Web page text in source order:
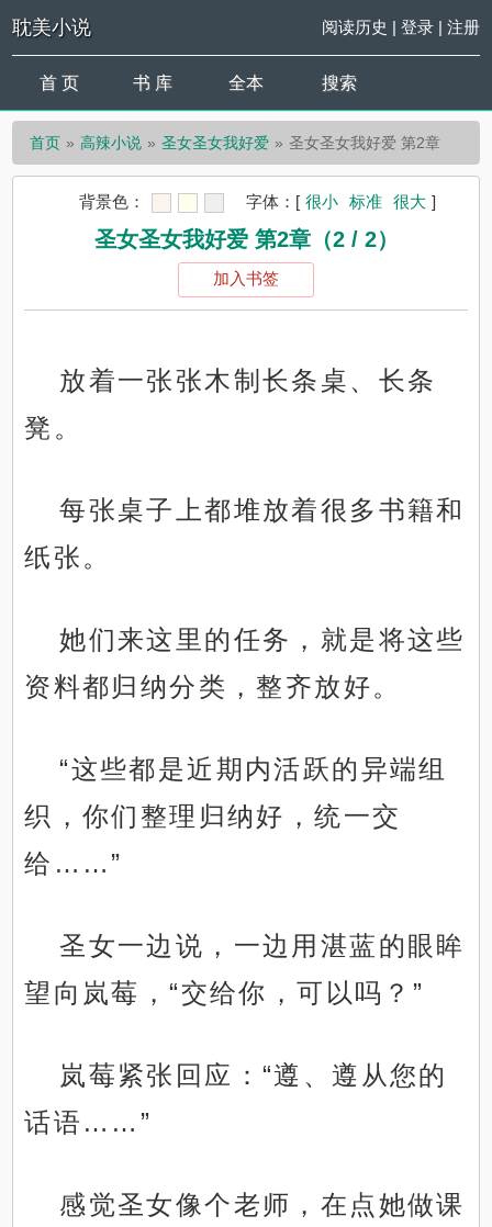
耽美小说 阅读历史 | 登录| 注册
首 页 书 库 全本 搜索
首页 高辣小说 圣女圣女我好爱 圣女圣女我好爱 第2章
背景色： 字体： [ 很小 标准 很大 ]
圣女圣女我好爱 第2章（2 / 2）
加入书签
放着一张张木制长条桌、长条
凳。
每张桌子上都堆放着很多书籍和
纸张。
她们来这里的任务，就是将这些
资料都归纳分类，整齐放好。
“这些都是近期内活跃的异端组
织，你们整理归纳好，统一交
给……”
圣女一边说，一边用湛蓝的眼眸
望向岚莓，“交给你，可以吗？”
岚莓紧张回应：“遵、遵从您的
话语……”
感觉圣女像个老师，在点她做课